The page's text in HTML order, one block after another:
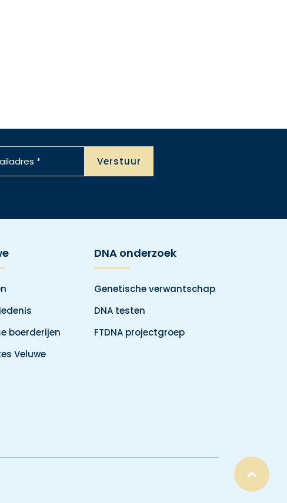
boerderijen
Veluwe
DNA onderzoek
Genetische verwantschap
DNA testen
FTDNA projectgroep